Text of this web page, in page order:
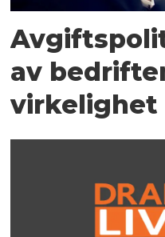
av
virkelighet